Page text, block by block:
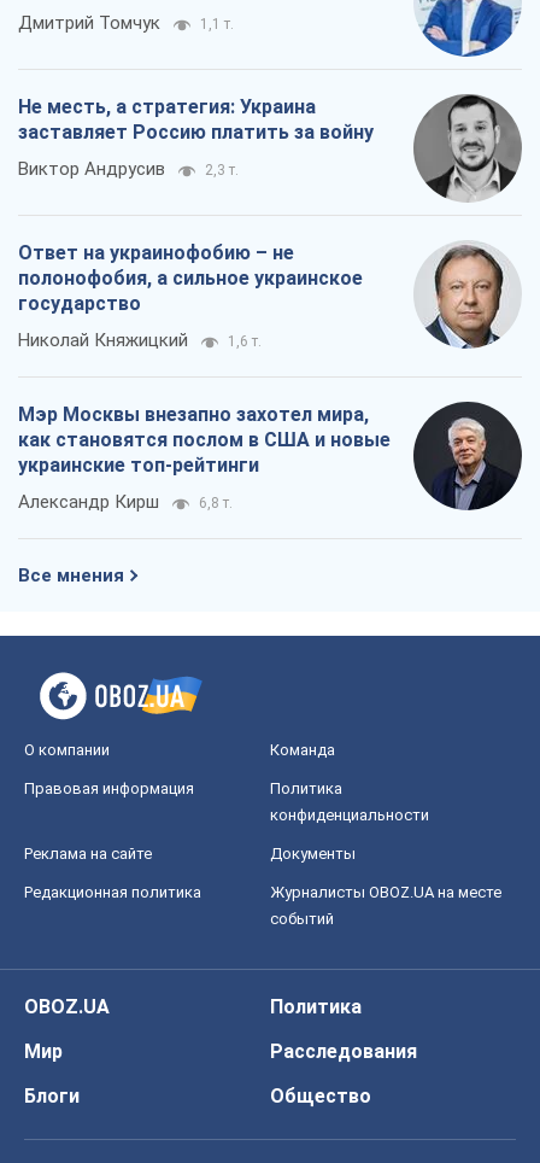
Дмитрий Томчук 1,1 т.
Не месть, а стратегия: Украина
заставляет Россию платить за войну
Виктор Андрусив 2,3 т.
Ответ на украинофобию – не
полонофобия, а сильное украинское
государство
Николай Княжицкий 1,6 т.
Мэр Москвы внезапно захотел мира,
как становятся послом в США и новые
украинские топ-рейтинги
Александр Кирш 6,8 т.
Все мнения
О компании Команда
Правовая информация
Политика
конфиденциальности
Реклама на сайте Документы
Редакционная политика
Журналисты OBOZ.UA на месте
событий
OBOZ.UA
Политика
Мир
Расследования
Блоги
Общество